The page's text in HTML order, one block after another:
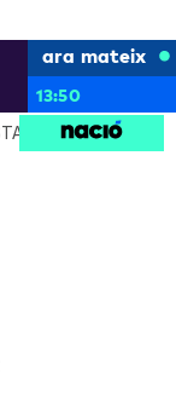
ara mateix
13:50
SYSTEM